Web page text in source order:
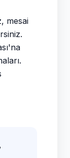
mesai